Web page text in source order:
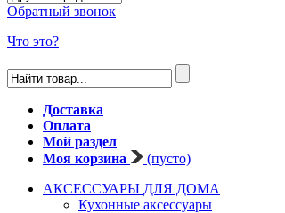
Обратный звонок
Что это?
Доставка
Оплата
Мой раздел
Моя корзина
(пусто)
АКСЕССУАРЫ ДЛЯ ДОМА
Кухонные аксессуары